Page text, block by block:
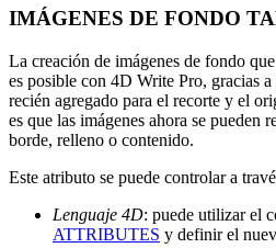
IMÁGENES DE FONDO
La creación de imágenes de fondo
es posible con 4D Write Pro, gracias
recién agregado para el recorte y el
es que las imágenes ahora se pueden
borde, relleno o contenido.
Este atributo se puede controlar a
Lenguaje 4D: puede utilizar el
ATTRIBUTES y definir el